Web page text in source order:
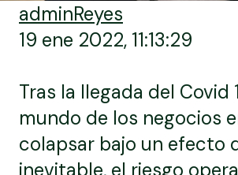
adminReyes
19 ene 2022, 11:13:29
Tras la llegada del Covid
mundo de los negocios
colapsar bajo un efecto
inevitable, el riesgo